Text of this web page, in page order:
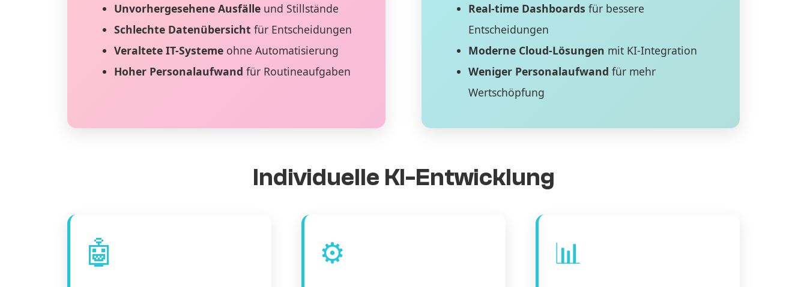
Unvorhergesehene Ausfälleund Stillstände
Schlechte Datenübersicht für Entscheidungen
Veraltete IT-Systemeohne Automatisierung
Hoher Personalaufwand für Routineaufgaben
Real-time Dashboards für bessere
Entscheidungen
Moderne Cloud-Lösungen mit KI-Integration
Weniger Personalaufwand für mehr
Wertschöpfung
Individuelle KI-Entwicklung
🤖 ⚙️ 📊